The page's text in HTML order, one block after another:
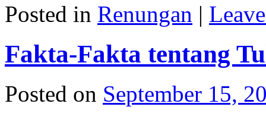
Posted in Renungan |
Fakta-Fakta tentang
Posted on September 15,